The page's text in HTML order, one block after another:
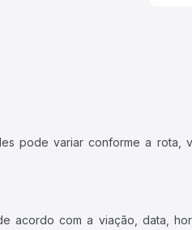
pode variar conforme a rota,
acordo com a viação, data,